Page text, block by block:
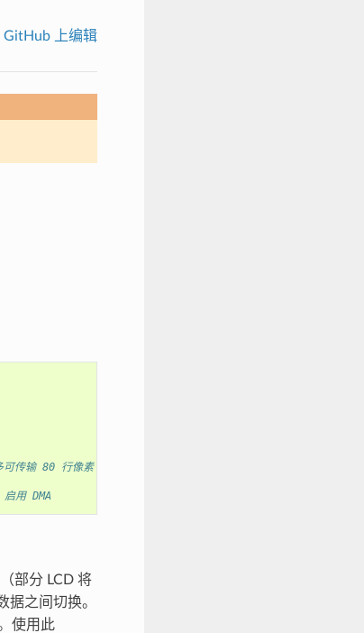
GitHub 上编辑
传输 80 行像素（假设像素格式为 RGB565）
用 DMA
部分 LCD 将
据之间切换。
使用此